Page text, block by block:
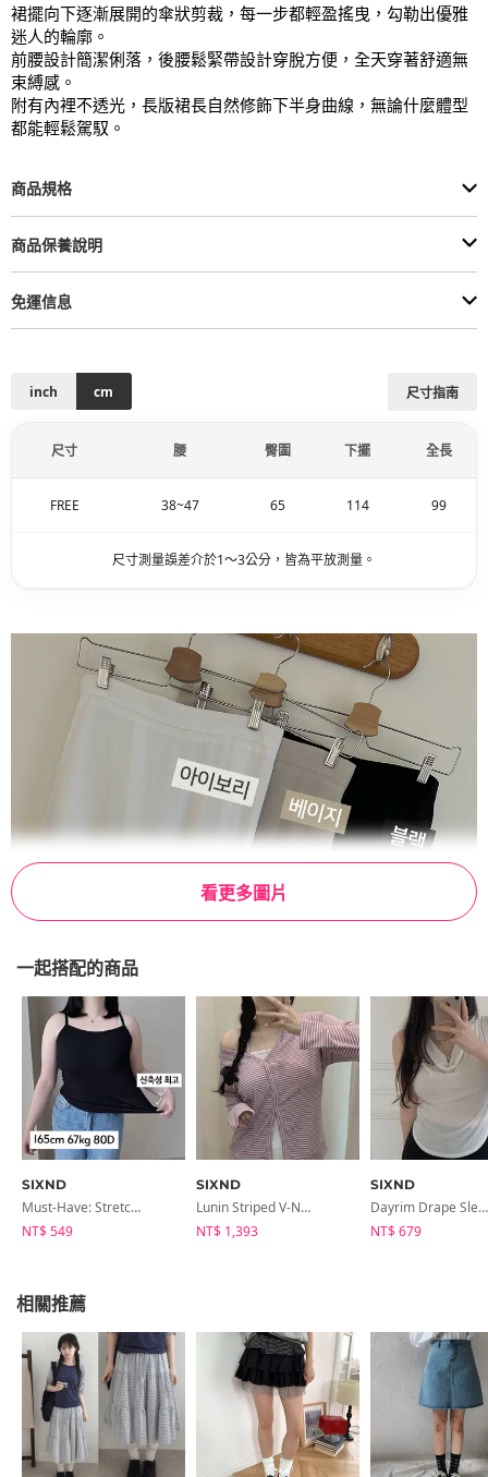
看更多圖片
裙擺向下逐漸展開的傘狀剪裁，每一步都輕盈搖曳，勾勒出優雅
迷人的輪廓。
前腰設計簡潔俐落，後腰鬆緊帶設計穿脫方便，全天穿著舒適無
束縛感。
附有內裡不透光，長版裙長自然修飾下半身曲線，無論什麼體型
都能輕鬆駕馭。
商品規格
商品保養說明
免運信息
尺寸指南
inch cm
尺寸 腰 臀圍 下擺 全長
FREE 38~47 65 114 99
尺寸測量誤差介於1～3公分，皆為平放測量。
一起搭配的商品
SIXND
Must-Have: Stretchy Slim Ribbed, Rolled Hem, Daily, Strapless
NT$ 549
SIXND
Lunin Striped V-Neck Neck One-Off Loose-Fit Long Sleeve Cardigan
NT$ 1,393
SIXND
Dayrim Drape Sleeveless
NT$ 679
相關推薦